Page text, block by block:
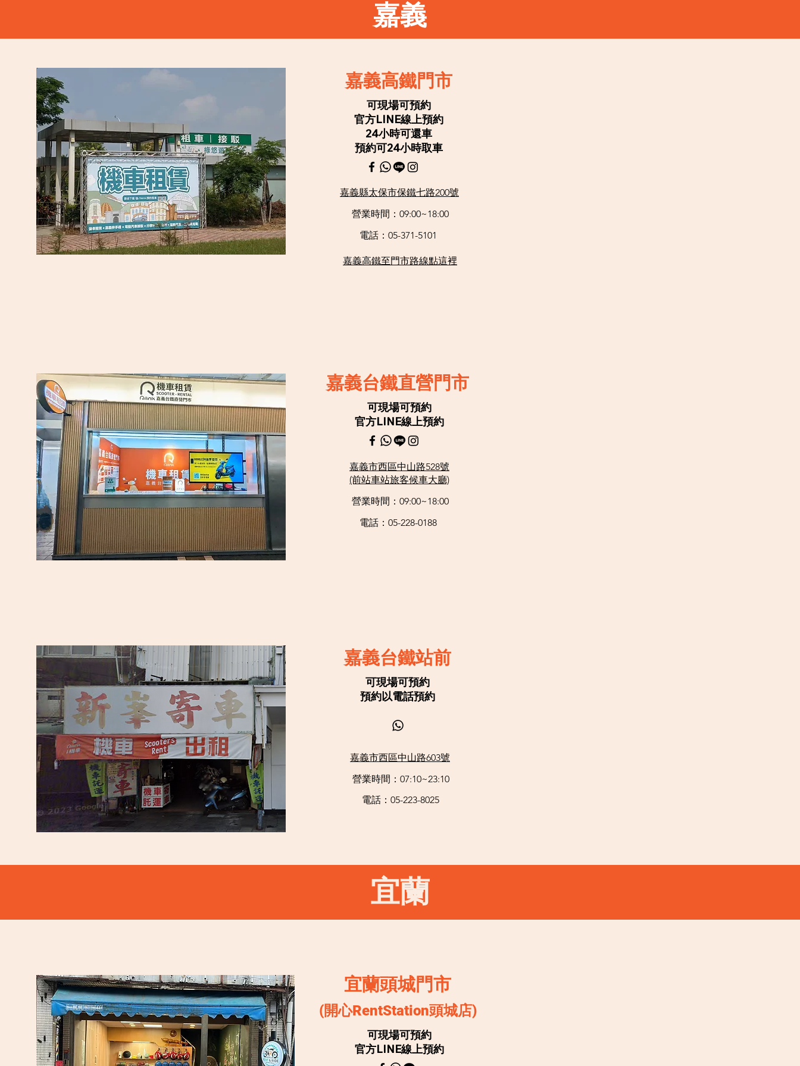
嘉義
嘉義高鐵門市
可現場可預約
官方LINE線上預約
24小時可還車
​預約可24小時取車
嘉義縣太保市保鐵七路200號
營業時間：09:00~18:00
電話：05-371-5101
​嘉義高鐵至門市路線點這裡
嘉義台鐵直營門市
可現場可預約
官方LINE線上預約
嘉義市西區中山路528號
​(前站車站旅客候車大廳)
營業時間：09:00~18:00
電話：05-228-0188
嘉義台鐵站前
可現場可預約
預約以電話預約
嘉義市西區中山路603號
營業時間：07:10~23:10
電話：05-223-8025
宜蘭
宜蘭頭城門市
(開心RentStation頭城店)
可現場可預約
官方LINE線上預約